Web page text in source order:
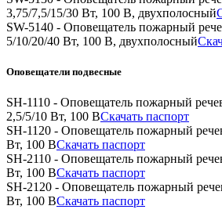
3,75/7,5/15/30 Вт, 100 В, двухполосный
SW-5140 - Оповещатель пожарный
5/10/20/40 Вт, 100 В, двухполосный
Оповещатели подвесные
SH-1110 - Оповещатель пожарный
2,5/5/10 Вт, 100 ВСкачать паспорт
SH-1120 - Оповещатель пожарный
Вт, 100 ВСкачать паспорт
SH-2110 - Оповещатель пожарный
Вт, 100 ВСкачать паспорт
SH-2120 - Оповещатель пожарный
Вт, 100 ВСкачать паспорт